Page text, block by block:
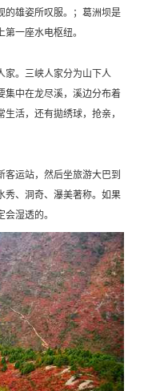
的雄姿所叹服。；葛洲坝是
一座水电枢纽。
家。三峡人家分为山下人
集中在龙尽溪，溪边分布着
活，还有拋绣球，抢亲，
客运站，然后坐旅游大巴到
秀、洞奇、瀑美著称。如果
湿透的。